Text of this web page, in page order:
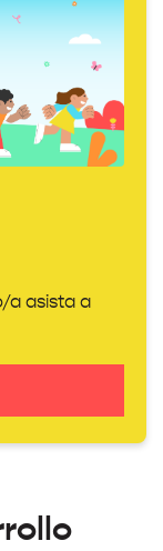
a asista a